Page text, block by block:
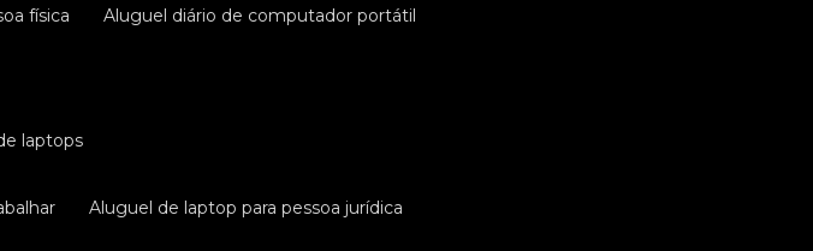
física aluguel diário de computador portátil
laptops
aluguel de laptop para pessoa jurídica